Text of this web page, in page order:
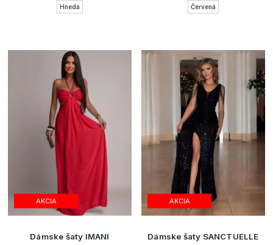
Hnedá Červená
AKCIA
Dámske šaty IMANI
AKCIA
Dámske šaty SANCTUELLE